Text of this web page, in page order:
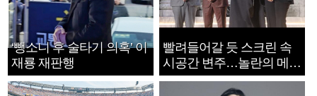
‘뺑소니 후 술타기 의혹’ 이
재룡 재판행
빨려들어갈 듯 스크린 속
시공간 변주…놀란의 메시
지는 ‘전쟁 속죄’